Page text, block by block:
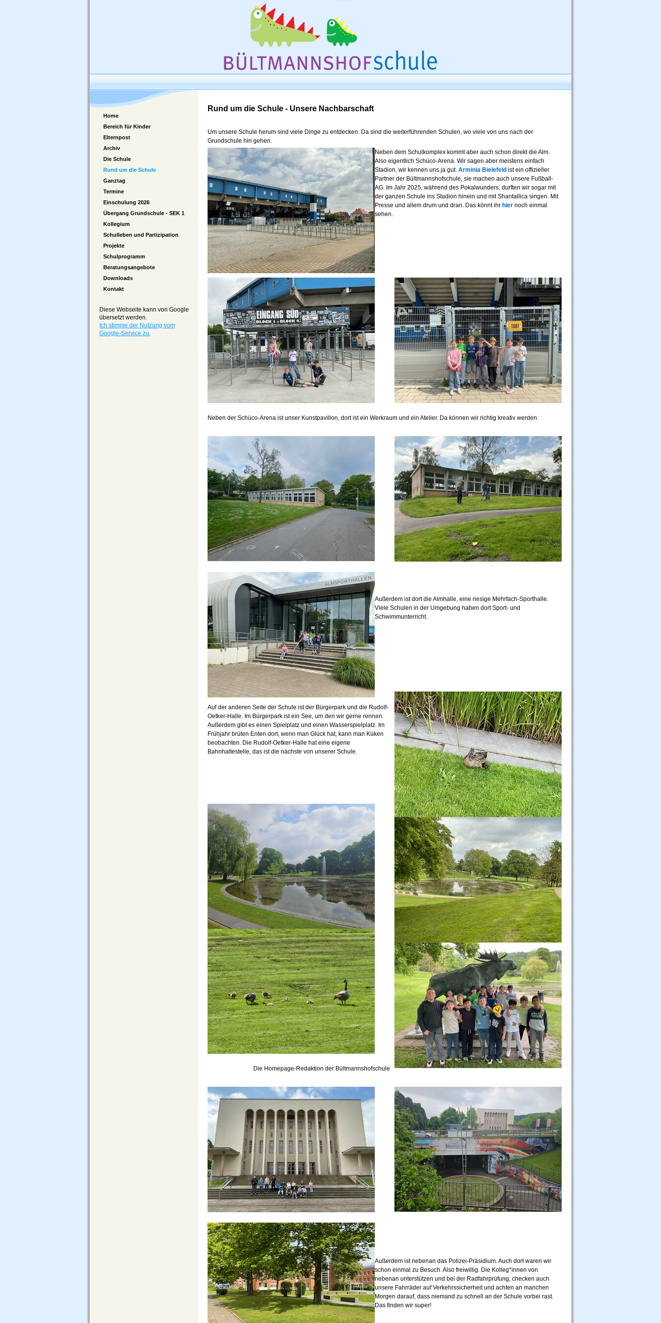
Home
Bereich für Kinder
Elternpost
Archiv
Die Schule
Rund um die Schule
Ganztag
Termine
Einschulung 2026
Übergang Grundschule - SEK 1
Kollegium
Schulleben und Partizipation
Projekte
Schulprogramm
Beratungsangebote
Downloads
Kontakt
Diese Webseite kann von Google
übersetzt werden.
Ich stimme der Nutzung vom
Google-Service zu.
Rund um die Schule - Unsere Nachbarschaft
Um unsere Schule herum sind viele Dinge zu entdecken. Da sind die weiterführenden Schulen, wo viele von uns nach der
Grundschule hin gehen.
Neben dem Schulkomplex kommt aber auch schon direkt die Alm.
Also eigentlich Schüco-Arena. Wir sagen aber meistens einfach
Stadion, wir kennen uns ja gut. Arminia Bielefeld ist ein offizieller
Partner der Bültmannshofschule, sie machen auch unsere Fußball-
AG. Im Jahr 2025, während des Pokalwunders, durften wir sogar mit
der ganzen Schule ins Stadion hinein und mit Shantallica singen. Mit
Presse und allem drum und dran. Das könnt ihr hier noch einmal
sehen.
Neben der Schüco-Arena ist unser Kunstpavillon, dort ist ein Werkraum und ein Atelier. Da können wir richtig kreativ werden.
Außerdem ist dort die Almhalle, eine riesige Mehrfach-Sporthalle.
Viele Schulen in der Umgebung haben dort Sport- und
Schwimmunterricht.
Auf der anderen Seite der Schule ist der Bürgerpark und die Rudolf-
Oetker-Halle. Im Bürgerpark ist ein See, um den wir gerne rennen.
Außerdem gibt es einen Spielplatz und einen Wasserspielplatz. Im
Frühjahr brüten Enten dort, wenn man Glück hat, kann man Küken
beobachten. Die Rudolf-Oetker-Halle hat eine eigene
Bahnhaltestelle, das ist die nächste von unserer Schule.
Die Homepage-Redaktion der Bültmannshofschule
Außerdem ist nebenan das Polizei-Präsidium. Auch dort waren wir
schon einmal zu Besuch. Also freiwillig. Die Kolleg*innen von
nebenan unterstützen und bei der Radfahrprüfung, checken auch
unsere Fahrräder auf Verkehrssicherheit und achten an manchen
Morgen darauf, dass niemand zu schnell an der Schule vorbei rast.
Das finden wir super!